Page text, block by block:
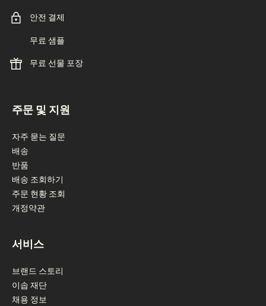
안전 결제
무료 샘플
무료 선물 포장
주문 및 지원
자주 묻는 질문
배송
반품
배송 조회하기
주문 현황 조회
개정약관
서비스
브랜드 스토리
이솝 재단
채용 정보